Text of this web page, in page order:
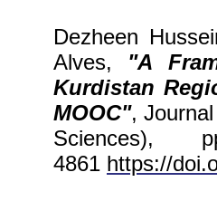
Dezheen
Alves, "A
Kurdistan
MOOC",
4861 https://